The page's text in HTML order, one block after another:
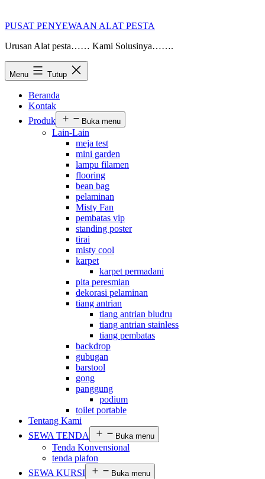
PUSAT PENYEWAAN ALAT PESTA
Urusan Alat pesta…… Kami Solusinya…….
Menu Tutup
Beranda
Kontak
Produk
Buka menu
Lain-Lain
meja test
mini garden
lampu filamen
flooring
bean bag
pelaminan
Misty Fan
pembatas vip
standing poster
tirai
misty cool
karpet
karpet permadani
pita peresmian
dekorasi pelaminan
tiang antrian
tiang antrian bludru
tiang antrian stainless
tiang pembatas
backdrop
gubugan
barstool
gong
panggung
podium
toilet portable
Tentang Kami
SEWA TENDA
Buka menu
Tenda Konvensional
tenda plafon
SEWA KURSI
Buka menu